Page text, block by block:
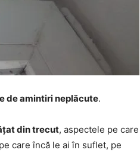
de amintiri neplăcute.
din trecut, aspectele pe care
care încă le ai în suflet, pe